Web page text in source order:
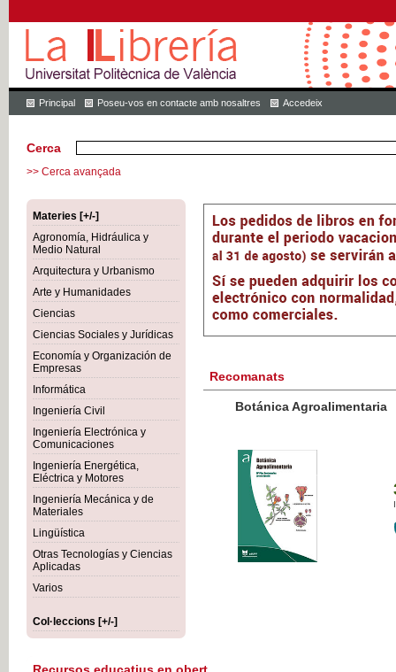
Principal Poseu-vos en contacte amb nosaltres Accedeix
Cerca
>> Cerca avançada
Materies [+/-]
Agronomía, Hidráulica y
Medio Natural
Arquitectura y Urbanismo
Arte y Humanidades
Ciencias
Ciencias Sociales y Jurídicas
Economía y Organización de
Empresas
Informática
Ingeniería Civil
Ingeniería Electrónica y
Comunicaciones
Ingeniería Energética,
Eléctrica y Motores
Ingeniería Mecánica y de
Materiales
Lingüística
Otras Tecnologías y Ciencias
Aplicadas
Varios
Col·leccions [+/-]
Recomanats
Botánica Agroalimentaria
IVA